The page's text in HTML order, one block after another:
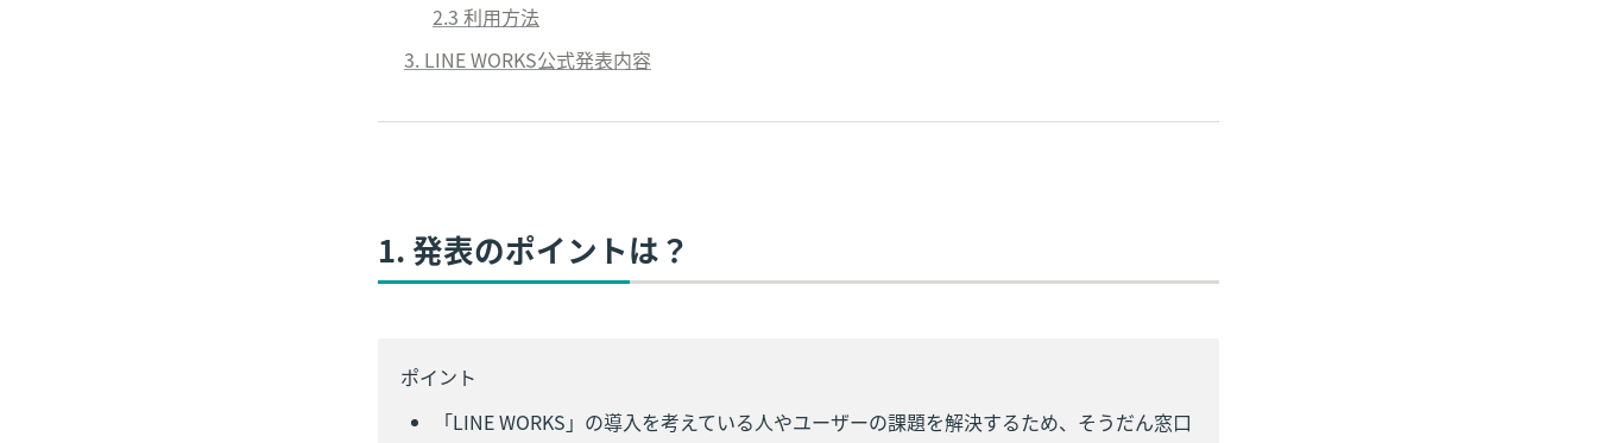
2.3 利用方法
3. LINE WORKS公式発表内容
1. 発表のポイントは？
ポイント
「LINE WORKS」の導入を考えている人やユーザーの課題を解決するため、そうだん窓口